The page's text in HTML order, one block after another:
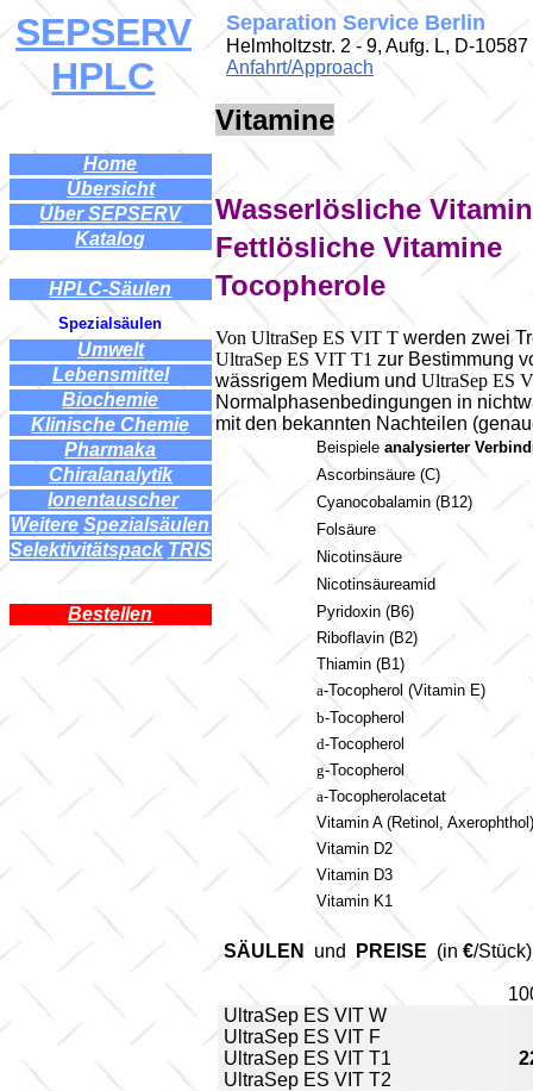
SEPSERV
HPLC
Separation Service Berlin
Helmholtzstr. 2 - 9, Aufg. L, D-
Anfahrt/Approach
Home
Übersicht
Über SEPSERV
Katalog
HPLC-Säulen
Spezialsäulen
Umwelt...
Lebensmittel
Biochemie
Klinische Chemie
Pharmaka
Chiralanalytik
..Ionentauscher.
Weitere lSpezialsäulen
Selektivitätspack TRIS
Bestellen
Vitamine
Wasserlösliche
Fettlösliche Vitamine
Tocopherole
Von UltraSep ES VIT T werden zwei
UltraSep ES VIT T1 zur Bestimmung
wässrigem Medium und UltraSep ES
Normalphasenbedingungen in
mit den bekannten Nachteilen
Beispiele analysierter
Ascorbinsäure (C)
Cyanocobalamin (B12)
Fol säure
Nicotinsäure
Nicotinsäureamid
Pyridoxin (B6)
Riboflavin (B2)
Thiamin (B1)
a-Tocopherol (Vitamin E)
b-Tocopherol
d-Tocopherol
g-Tocopherol
a-Tocopherolacetat
Vitamin A (Retinol, Axerophthol)
Vitamin D2
Vitamin D3
Vitamin K1
SÄULEN und PREISE (in €/Stück)
UltraSep ES VIT W
UltraSep ES VIT F
UltraSep ES VIT T1
UltraSep ES VIT T2